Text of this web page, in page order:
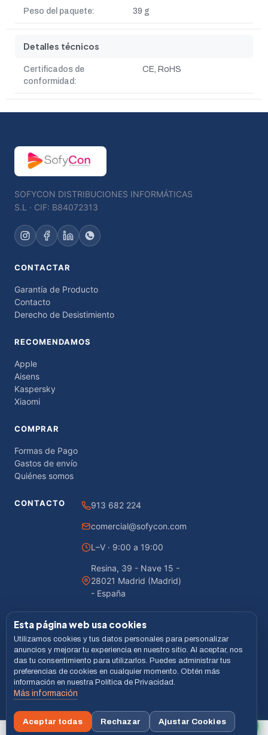
Peso del paquete: 39 g
Detalles técnicos
Certificados de
conformidad:
CE, RoHS
SOFYCON DISTRIBUCIONES INFORMÁTICAS
S.L · CIF: B84072313
CONTACTAR
Garantía de Producto
Contacto
Derecho de Desistimiento
RECOMENDAMOS
Apple
Aisens
Kaspersky
Xiaomi
COMPRAR
Formas de Pago
Gastos de envío
Quiénes somos
CONTACTO 913 682 224
comercial@sofycon.com
L–V · 9:00 a 19:00
Resina, 39 - Nave 15 -
28021 Madrid (Madrid)
- España
© 2026 Sofycon · Todos los derechos reservados
Desarrollado porLiveCommerce
Aviso legal
MASTERCARD BIZUM
Esta página web usa cookies
Utilizamos cookies y tus datos personales para personalizar
anuncios y mejorar tu experiencia en nuestro sitio. Al aceptar, nos
das tu consentimiento para utilizarlos. Puedes administrar tus
preferencias de cookies en cualquier momento. Obtén más
información en nuestra Política de Privacidad.
Más información
Aceptar todas Rechazar Ajustar Cookies